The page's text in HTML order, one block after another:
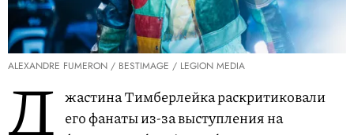
ALEXANDRE FUMERON / BESTIMAGE / LEGION MEDIA
Д жастина Тимберлейка раскритиковали
его фанаты из-за выступления на